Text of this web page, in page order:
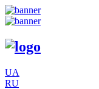
UA
RU